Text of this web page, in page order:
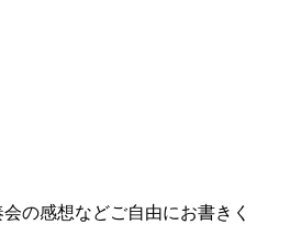
の感想などご自由にお書きく